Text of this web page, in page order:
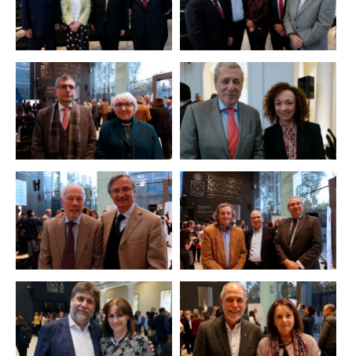
Zoom Zoom
Zoom Zoom
Zoom Zoom